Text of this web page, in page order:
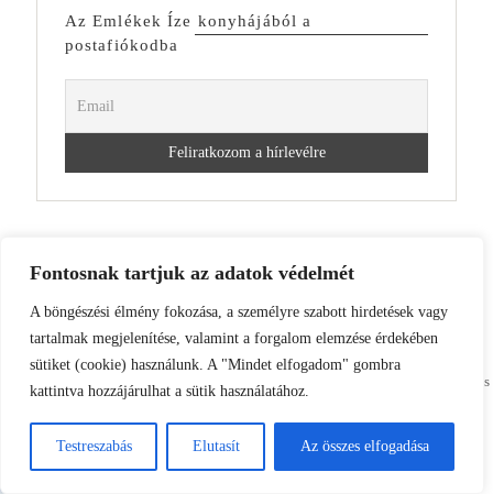
Fontosnak tartjuk az adatok védelmét
A böngészési élmény fokozása, a személyre szabott hirdetések vagy
tartalmak megjelenítése, valamint a forgalom elemzése érdekében
sütiket (cookie) használunk. A "Mindet elfogadom" gombra
kattintva hozzájárulhat a sütik használatához.
Testreszabás Elutasít Az összes elfogadása
Az Emlékek Íze konyhájából a
postafiókodba
AZ EMLÉKEK ÍZE AZ INSTAGRAMON
juditneubauer
A cook • A Hungarian country house • A camera •
Stories, recipes
and seasonal living from a cottage in the Hungarian countryside.